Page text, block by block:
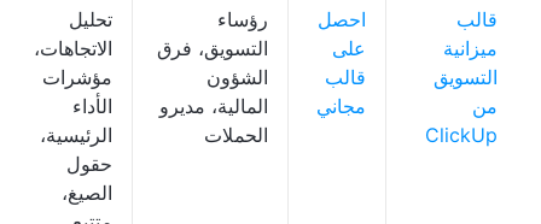
قالب
ميزانية
التسويق
من
ClickUp
احصل
على
قالب
مجاني
رؤساء
التسويق، فرق
الشؤون
المالية، مديرو
الحملات
تحليل
الاتجاهات،
مؤشرات
الأداء
الرئيسية،
حقول
الصيغ،